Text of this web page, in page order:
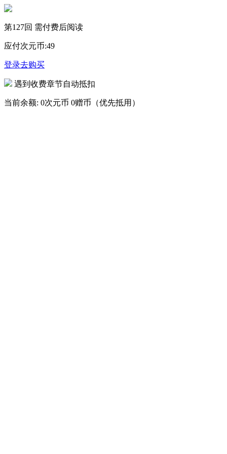
第127回 需付费后阅读
应付次元币:49
登录去购买
遇到收费章节自动抵扣
当前余额: 0次元币 0赠币（优先抵用）